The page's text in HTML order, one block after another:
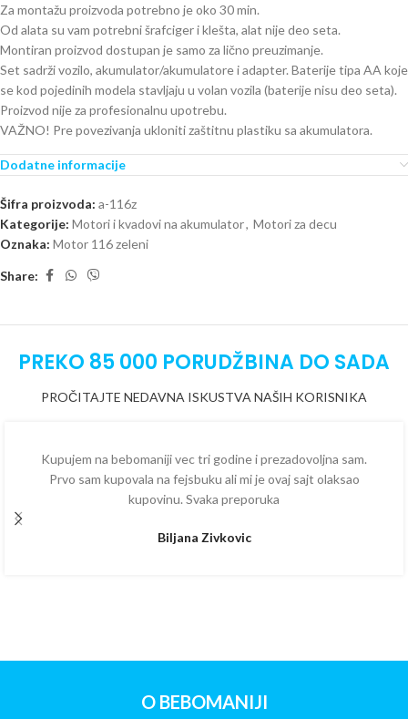
Za montažu proizvoda potrebno je oko 30 min.
Od alata su vam potrebni šrafciger i klešta, alat nije deo seta.
Montiran proizvod dostupan je samo za lično preuzimanje.
Set sadrži vozilo, akumulator/akumulatore i adapter. Baterije tipa AA koje
se kod pojedinih modela stavljaju u volan vozila (baterije nisu deo seta).
Proizvod nije za profesionalnu upotrebu.
VAŽNO! Pre povezivanja ukloniti zaštitnu plastiku sa akumulatora.
Dodatne informacije
Šifra proizvoda: a-116z
Kategorije: Motori i kvadovi na akumulator, Motori za decu
Oznaka: Motor 116 zeleni
Share:
PREKO 85 000 PORUDŽBINA DO SADA
PROČITAJTE NEDAVNA ISKUSTVA NAŠIH KORISNIKA
Kupujem na bebomaniji vec tri godine i prezadovoljna sam.
Prvo sam kupovala na fejsbuku ali mi je ovaj sajt olaksao
kupovinu. Svaka preporuka
Biljana Zivkovic
O BEBOMANIJI